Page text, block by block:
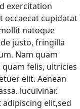
exercitation
occaecat cupidatat
natoque
justo, fringilla
Nam quam
felis, ultricies
elit. Aenean
luculvinar.
elit,sed